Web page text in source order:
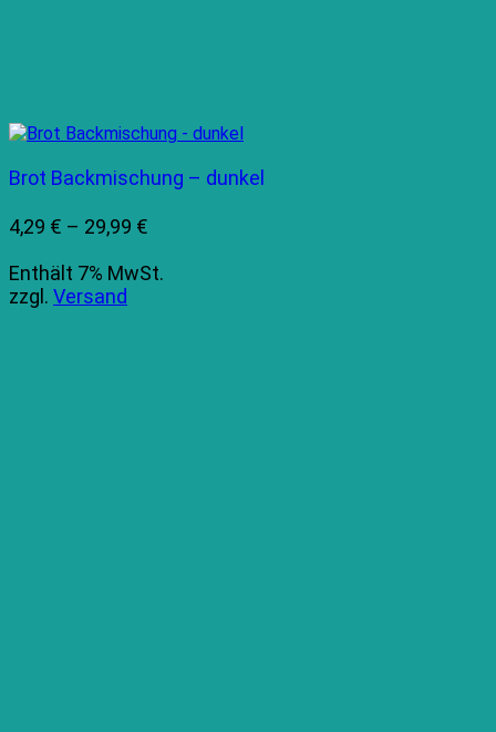
Brot Backmischung – dunkel
4,29 € – 29,99 €
bis
Enthält 7% MwSt.
zzgl. Versand